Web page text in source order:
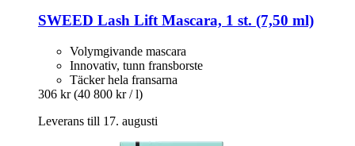
SWEED Lash Lift Mascara, 1 st. (7,50 ml)
Volymgivande mascara
Innovativ, tunn fransborste
Täcker hela fransarna
306 kr (40 800 kr / l)
Leverans till 17. augusti